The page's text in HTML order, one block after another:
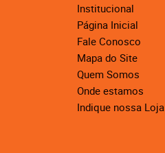
Institucional
Página Inicial
Fale Conosco
Mapa do Site
Quem Somos
Onde estamos
Indique nossa Loja